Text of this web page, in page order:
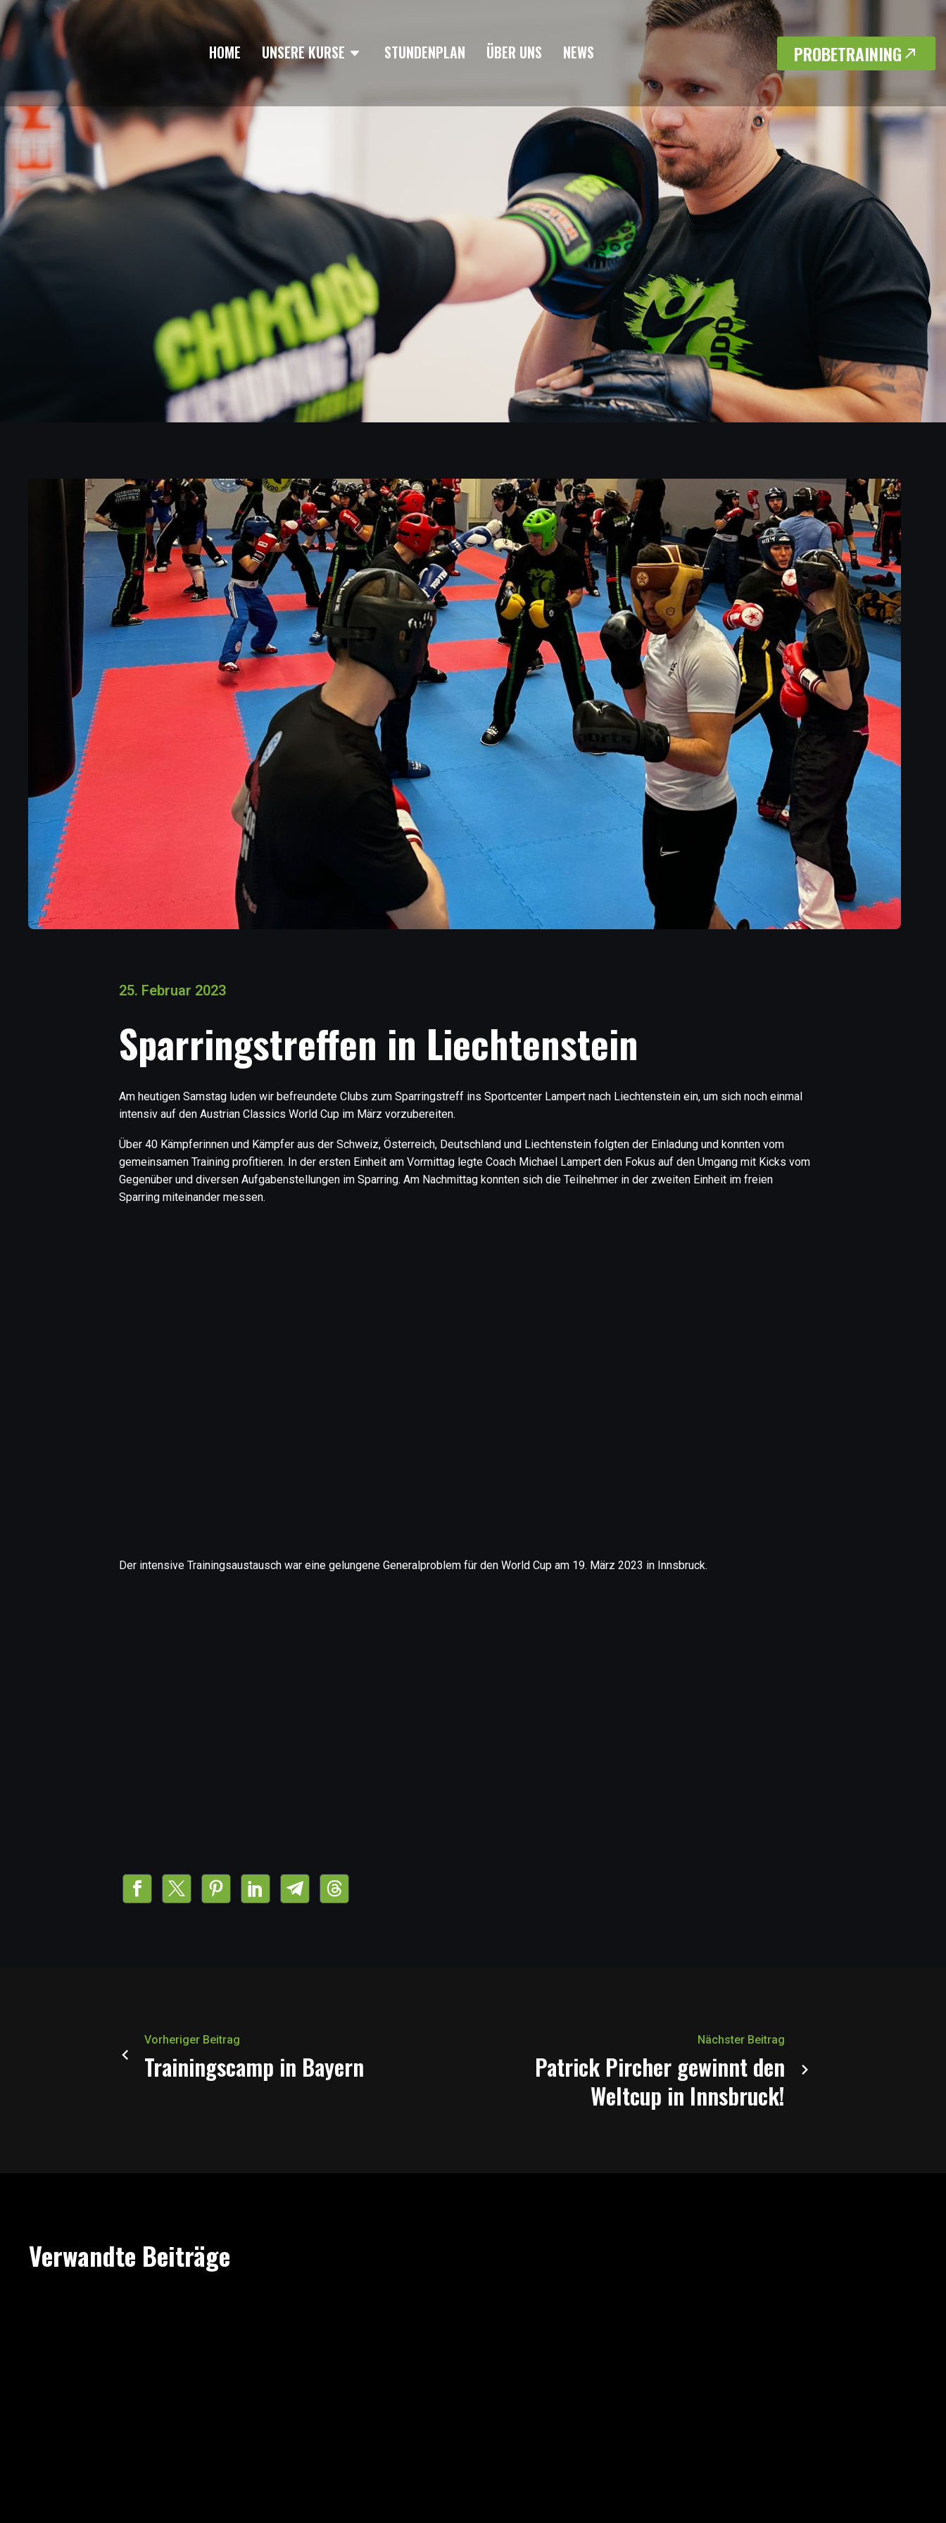
HOME UNSERE KURSE STUNDENPLAN ÜBER UNS NEWS PROBETRAINING
25. Februar 2023
Sparringstreffen in Liechtenstein
Am heutigen Samstag luden wir befreundete Clubs zum Sparringstreff ins Sportcenter Lampert nach Liechtenstein ein, um sich noch einmal
intensiv auf den Austrian Classics World Cup im März vorzubereiten.
Über 40 Kämpferinnen und Kämpfer aus der Schweiz, Österreich, Deutschland und Liechtenstein folgten der Einladung und konnten vom
gemeinsamen Training profitieren. In der ersten Einheit am Vormittag legte Coach Michael Lampert den Fokus auf den Umgang mit Kicks vom
Gegenüber und diversen Aufgabenstellungen im Sparring. Am Nachmittag konnten sich die Teilnehmer in der zweiten Einheit im freien
Sparring miteinander messen.
Der intensive Trainingsaustausch war eine gelungene Generalproblem für den World Cup am 19. März 2023 in Innsbruck.
Vorheriger Beitrag
Trainingscamp in Bayern
Nächster Beitrag
Patrick Pircher gewinnt den
Weltcup in Innsbruck!
Verwandte Beiträge